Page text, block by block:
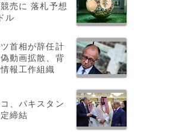
売に 落札予想
ル
首相が辞任計
動画拡散、背
報工作組織
、パキスタン
締結